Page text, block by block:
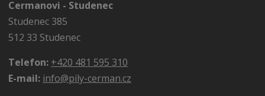
Cermanovi - Studenec
Studenec 385
512 33 Studenec
Telefon: +420 481 595 310
E-mail: info@pily-cerman.cz